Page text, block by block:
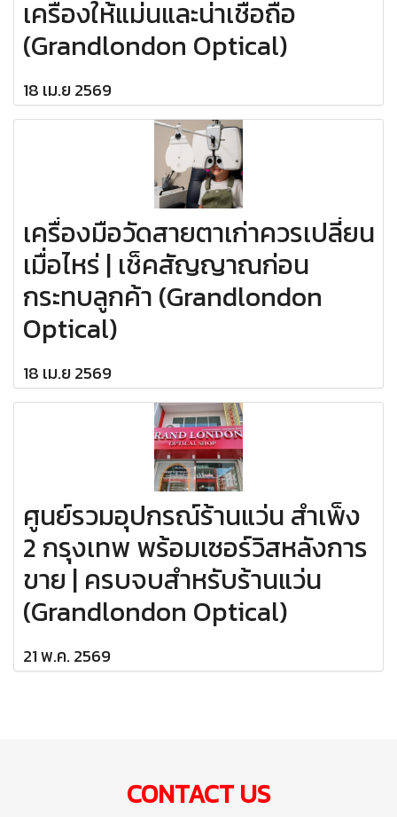
เครื่องให้แม่นและน่าเชื่อถือ
(Grandlondon Optical)
18 เม.ย 2569
เครื่องมือวัดสายตาเก่าควรเปลี่ยน
เมื่อไหร่ | เช็คสัญญาณก่อน
กระทบลูกค้า (Grandlondon
Optical)
18 เม.ย 2569
ศูนย์รวมอุปกรณ์ร้านแว่น สำเพ็ง
2 กรุงเทพ พร้อมเซอร์วิสหลังการ
ขาย | ครบจบสำหรับร้านแว่น
(Grandlondon Optical)
21 พ.ค. 2569
CONTACT US